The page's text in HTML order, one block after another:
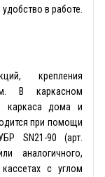
в работе.
крепления
В каркасном
каркаса дома и
при помощи
SN21-90 (арт.
аналогичного,
с углом